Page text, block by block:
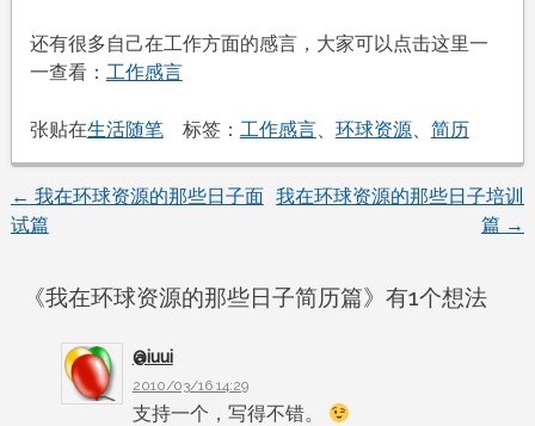
还有很多自己在工作方面的感言，大家可以点击这里一
一查看： 工作感言
张贴在生活随笔 标签： 工作感言、 环球资源、 简历
文
← 我在环球资源的那些日子面
试篇
我在环球资源的那些日子培训
篇 →
《我在环球资源的那些日子简历篇》有1个想法
@iuui
2010/03/16 14:29
支持一个，写得不错。